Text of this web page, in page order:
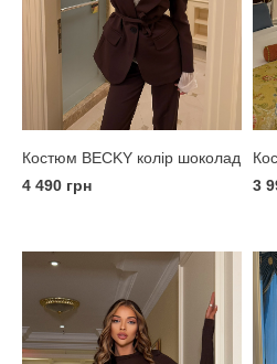
Костюм BECKY колір шоколад
4 490 грн
3